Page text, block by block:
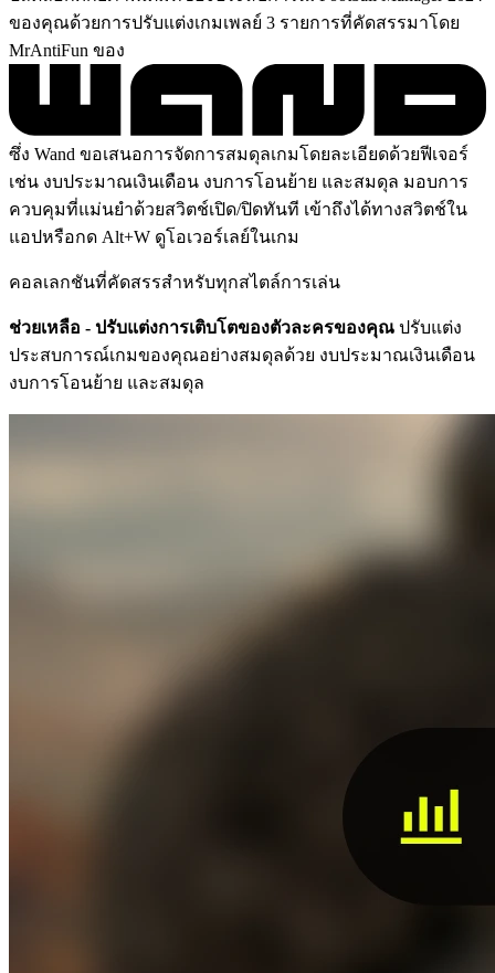
ของคุณด้วยการปรับแต่งเกมเพลย์ 3 รายการที่คัดสรรมาโดย
MrAntiFun ของ
ซึ่ง Wand ขอเสนอการจัดการสมดุลเกมโดยละเอียดด้วยฟีเจอร์
เช่น งบประมาณเงินเดือน งบการโอนย้าย และสมดุล มอบการ
ควบคุมที่แม่นยำด้วยสวิตช์เปิด/ปิดทันที เข้าถึงได้ทางสวิตช์ใน
แอปหรือกด Alt+W ดูโอเวอร์เลย์ในเกม
คอลเลกชันที่คัดสรรสำหรับทุกสไตล์การเล่น
ช่วยเหลือ - ปรับแต่งการเติบโตของตัวละครของคุณ ปรับแต่ง
ประสบการณ์เกมของคุณอย่างสมดุลด้วย งบประมาณเงินเดือน
งบการโอนย้าย และสมดุล